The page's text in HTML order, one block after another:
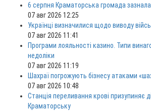
6 серпня Краматорська громада зазнала
07 авг 2026 12:25
Українці визначилися щодо виводу
07 авг 2026 11:41
Програми лояльності казино. Типи
недоліки
07 авг 2026 11:19
Шахраї погрожують бізнесу атаками
07 авг 2026 10:48
Станція переливання крові призупиняє
Краматорську